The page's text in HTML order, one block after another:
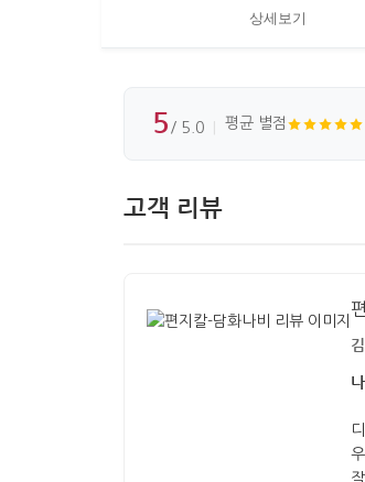
상세보기
5 / 5.0 평균 별점
고객 리뷰